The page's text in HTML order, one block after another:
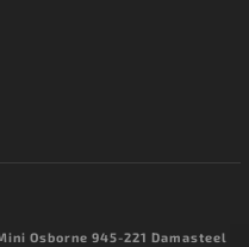
Osborne 945-221 Damasteel